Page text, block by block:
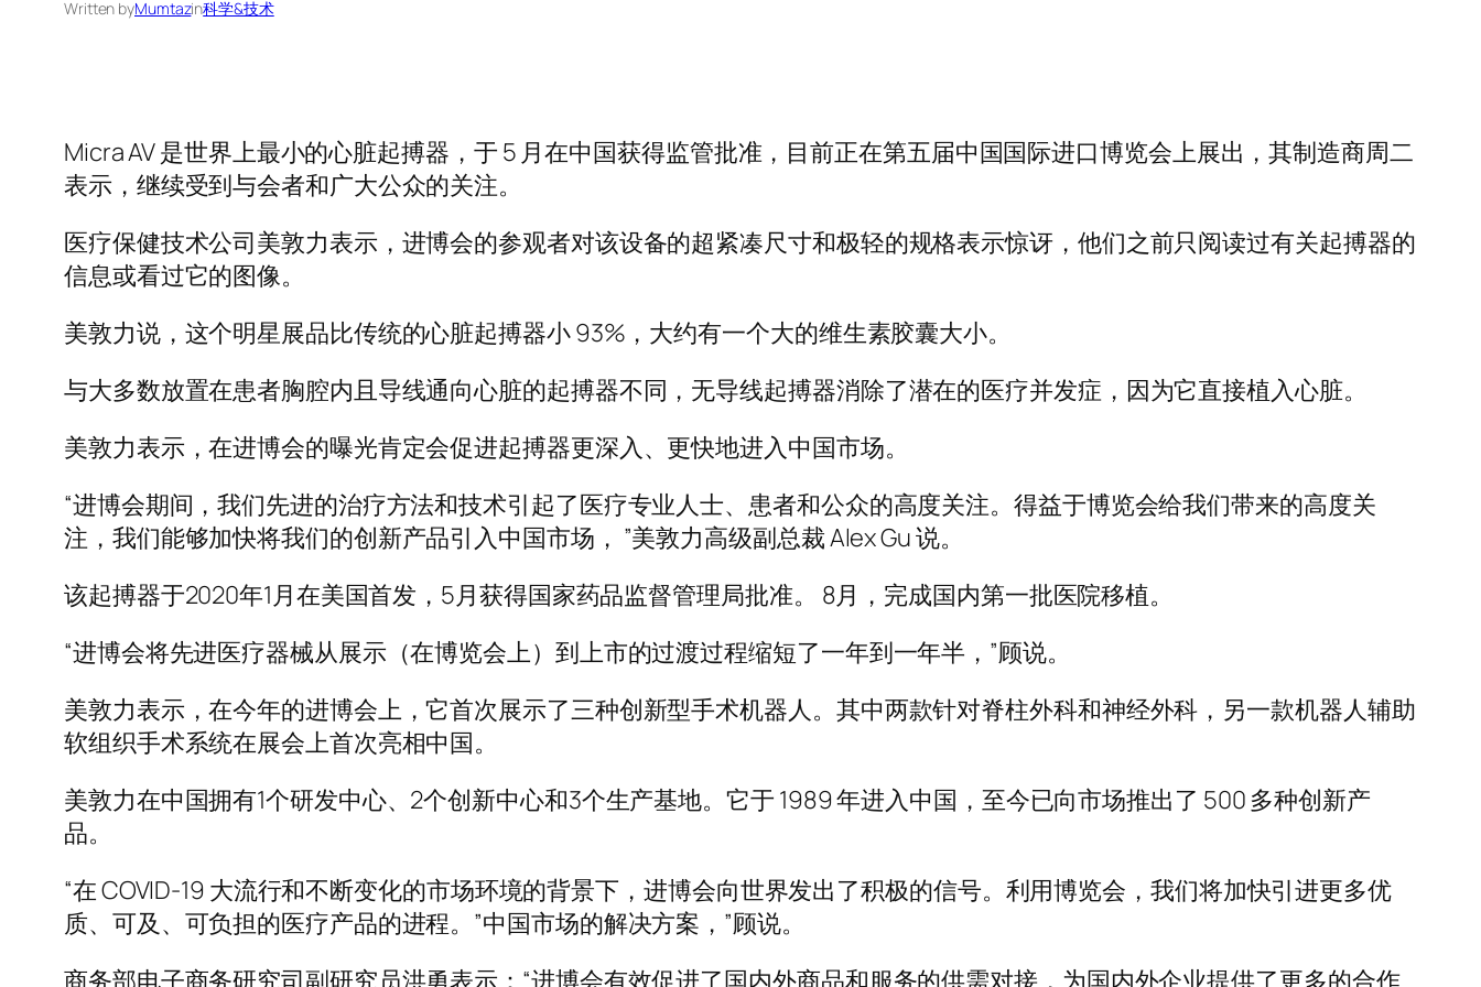
Written byMumtazin科学&技术
Micra AV 是世界上最小的心脏起搏器，于 5 月在中国获得监管批准，目前正在第五届中国国际进口博览会上展出，其制造商周二
表示，继续受到与会者和广大公众的关注。
医疗保健技术公司美敦力表示，进博会的参观者对该设备的超紧凑尺寸和极轻的规格表示惊讶，他们之前只阅读过有关起搏器的
信息或看过它的图像。
美敦力说，这个明星展品比传统的心脏起搏器小 93%，大约有一个大的维生素胶囊大小。
与大多数放置在患者胸腔内且导线通向心脏的起搏器不同，无导线起搏器消除了潜在的医疗并发症，因为它直接植入心脏。
美敦力表示，在进博会的曝光肯定会促进起搏器更深入、更快地进入中国市场。
“进博会期间，我们先进的治疗方法和技术引起了医疗专业人士、患者和公众的高度关注。得益于博览会给我们带来的高度关
注，我们能够加快将我们的创新产品引入中国市场， ”美敦力高级副总裁 Alex Gu 说。
该起搏器于2020年1月在美国首发，5月获得国家药品监督管理局批准。 8月，完成国内第一批医院移植。
“进博会将先进医疗器械从展示（在博览会上）到上市的过渡过程缩短了一年到一年半，”顾说。
美敦力表示，在今年的进博会上，它首次展示了三种创新型手术机器人。其中两款针对脊柱外科和神经外科，另一款机器人辅助
软组织手术系统在展会上首次亮相中国。
美敦力在中国拥有1个研发中心、2个创新中心和3个生产基地。它于 1989 年进入中国，至今已向市场推出了 500 多种创新产
品。
“在 COVID-19 大流行和不断变化的市场环境的背景下，进博会向世界发出了积极的信号。利用博览会，我们将加快引进更多优
质、可及、可负担的医疗产品的进程。”中国市场的解决方案，”顾说。